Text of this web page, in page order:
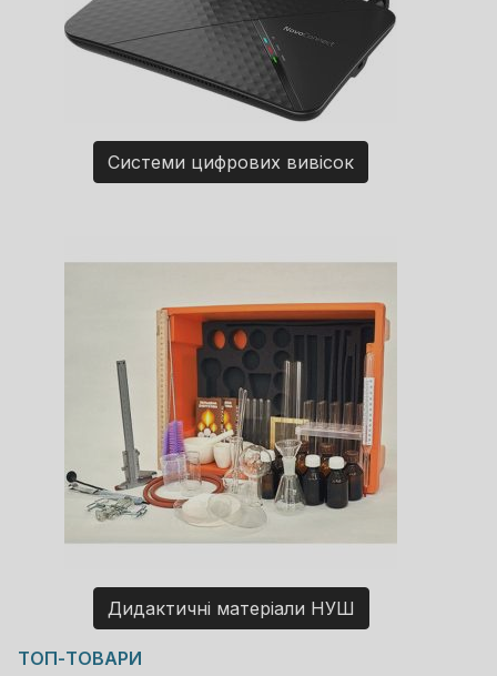
Системи цифрових вивісок
Дидактичні матеріали НУШ
Copyright MAXXmarketing GmbH
ТОП-ТОВАРИ